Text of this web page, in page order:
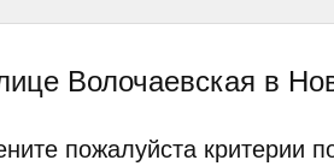
Волочаевская в
пожалуйста критерии